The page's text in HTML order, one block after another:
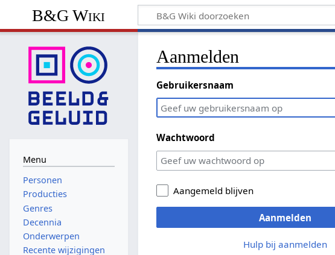
B&G Wiki
Aanmelden
Gebruikersnaam
Wachtwoord
Aangemeld blijven
Aanmelden
Hulp bij aanmelden
Menu
Personen
Producties
Genres
Decennia
Onderwerpen
Recente wijzigingen